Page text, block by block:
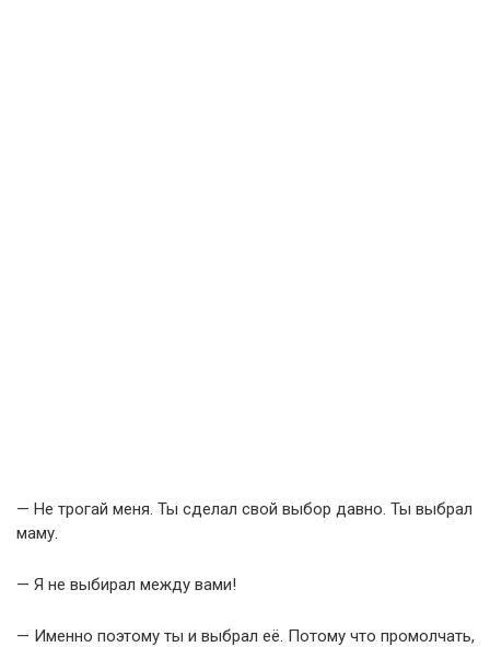
— Не трогай меня. Ты сделал свой выбор давно. Ты выбрал
маму.
— Я не выбирал между вами!
— Именно поэтому ты и выбрал её. Потому что промолчать,